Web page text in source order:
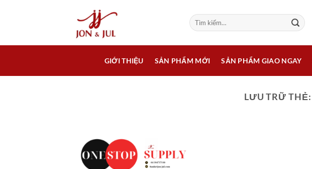
dung
Tìm
kiếm:
GIỚI THIỆU SẢN PHẨM MỚI SẢN PHẨM GIAO NGAY
LƯU TRỮ THẺ: